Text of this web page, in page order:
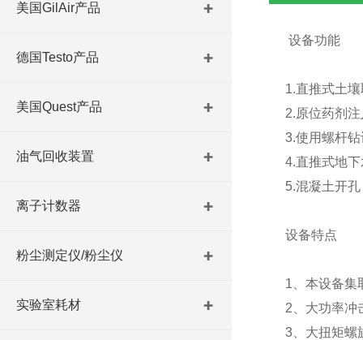
美国GilAir产品
德国Testo产品
美国Quest产品
油气回收装置
离子计数器
粉尘测定仪/粉尘仪
实验室耗材
设备功能
1.直推式土
2.原位药剂
3.使用螺杆
4.直推式地
5.混凝土开孔
设备特点
1、本设备集
2、大功率冲
3、大扭矩螺